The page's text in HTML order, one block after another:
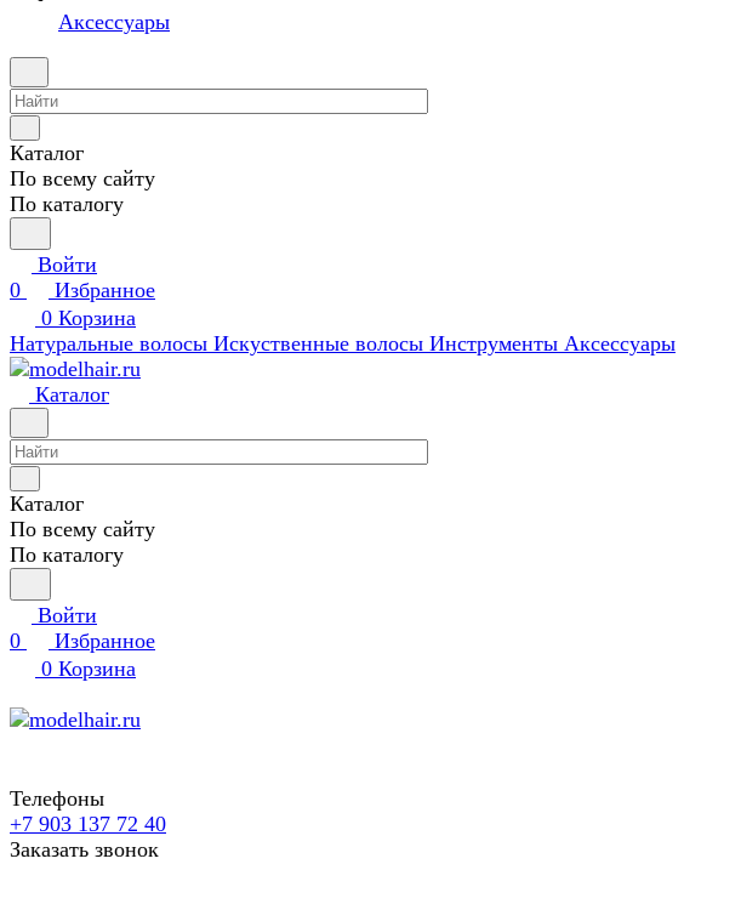
Аксессуары
Каталог
По всему сайту
По каталогу
Войти
0
Избранное
0 Корзина
Натуральные волосы Искуственные волосы Инструменты Аксессуары
Каталог
Каталог
По всему сайту
По каталогу
Войти
0
Избранное
0 Корзина
Телефоны
+7 903 137 72 40
Заказать звонок